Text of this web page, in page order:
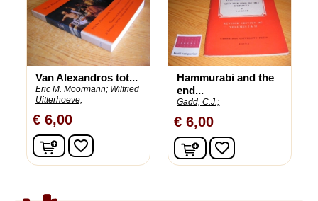
Van Alexandros tot...
Eric M. Moormann; Wilfried
Uitterhoeve;
€ 6,00
In winkelwagen
favorite_border
Hammurabi and the
end...
Gadd, C.J.;
€ 6,00
In winkelwagen
favorite_border